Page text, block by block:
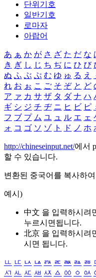
단위기호
일반기호
로마자
아랍어
あ ぁ か が さ ざ た だ な
き ぎ し じ ち ぢ に ひ び
ぬ ふ ぶ ぷ む ゆ ゅ る え
れ お ぉ こ ご そ ぞ と ど
ア ァ カ サ ザ タ ダ ナ ハ
ギ シ ジ チ ヂ ニ ヒ ビ ピ
フ ブ プ ム ユ ュ ル エ ェ
ォ コ ゴ ソ ゾ ト ド ノ ホ
http://chineseinput.net/에서
할 수 있습니다.
변환된 중국어를 복사하
예시)
中文 을 입력하시려
누르시면됩니다.
北京 을 입력하시려
시면 됩니다.
ㅥ ㅦ ㅧ ㅨ ㅩ ㅪ ㅫ ㅬ ㅭ
ㅺ ㅻ ㅼ ㅽ ㅾ ㅿ ㆀ ㆁ ㆂ